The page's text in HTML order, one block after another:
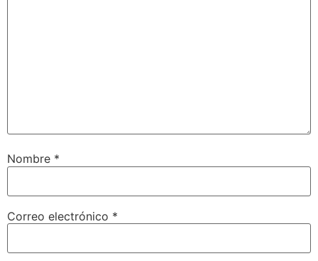
Nombre *
Correo electrónico *